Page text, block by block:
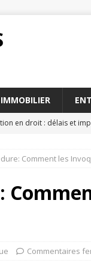
IMMOBILIER
en droit : délais et
une plateforme à la
les avocats succession
: exemples
Comment les
Commentaires